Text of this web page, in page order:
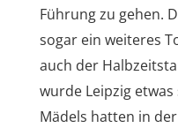
Führung zu gehen.
sogar ein weiteres
auch der
wurde Leipzig
Mädels hatten in